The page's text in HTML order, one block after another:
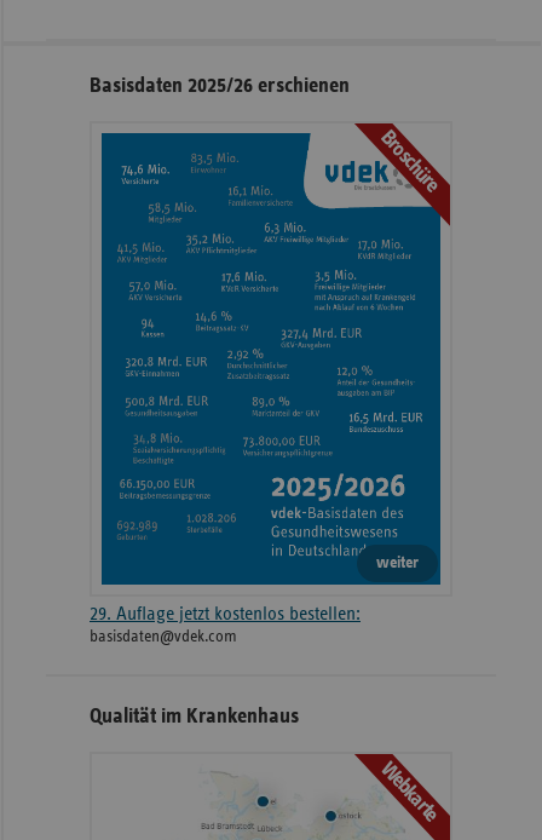
Seitennavigation
Seitenleiste
Informationen
Basisdaten 2025/26 erschienen
Broschüre
weiter
29. Auflage jetzt kostenlos bestellen:
basisdaten@vdek.com
Qualität im Krankenhaus
Webkarte